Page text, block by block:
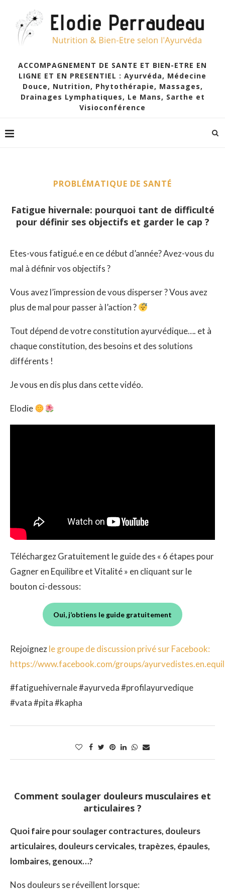
ACCOMPAGNEMENT DE SANTE ET BIEN-ETRE EN
LIGNE ET EN PRESENTIEL : Ayurvéda, Médecine
Douce, Nutrition, Phytothérapie, Massages,
Drainages Lymphatiques, Le Mans, Sarthe et
Visioconférence
PROBLÉMATIQUE DE SANTÉ
Fatigue hivernale: pourquoi tant de difficulté
pour définir ses objectifs et garder le cap ?
Etes-vous fatigué.e en ce début d’année? Avez-vous du
mal à définir vos objectifs ?
Vous avez l’impression de vous disperser ? Vous avez
plus de mal pour passer à l’action ?
Tout dépend de votre constitution ayurvédique…. et à
chaque constitution, des besoins et des solutions
différents !
Je vous en dis plus dans cette vidéo.
Elodie
Téléchargez Gratuitement le guide des « 6 étapes pour
Gagner en Equilibre et Vitalité » en cliquant sur le
bouton ci-dessous:
Oui, j’obtiens le guide gratuitement
Rejoignezle groupe de discussion privé sur Facebook:
https://www.facebook.com/groups/
#fatiguehivernale #ayurveda #profilayurvedique
#vata #pita #kapha
Comment soulager douleurs musculaires et
articulaires ?
Quoi faire pour soulager contractures, douleurs
articulaires, douleurs cervicales, trapèzes, épaules,
lombaires, genoux…?
Nos douleurs se réveillent lorsque: